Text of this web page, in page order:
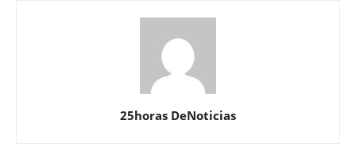
25horas DeNoticias